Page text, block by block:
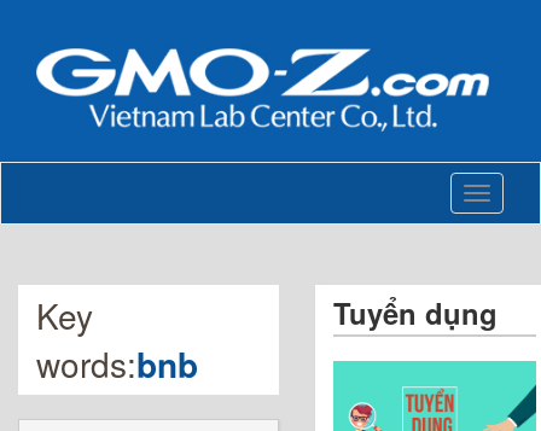
Toggle
Key
words:bnb
Tuyển dụng